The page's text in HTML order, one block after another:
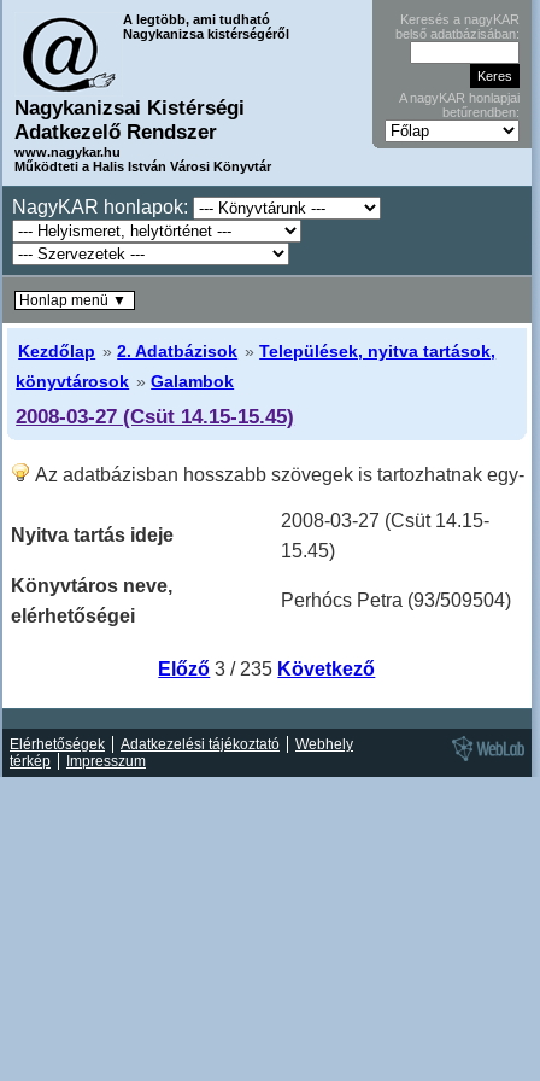
A legtöbb, ami tudható
Nagykanizsa kistérségéről
Nagykanizsai Kistérségi
Adatkezelő Rendszer
www.nagykar.hu
Működteti a Halis István Városi Könyvtár
Keresés a nagyKAR
belső adatbázisában:
A nagyKAR honlapjai
betűrendben:
NagyKAR honlapok:
Kezdőlap »2. Adatbázisok »Települések, nyitva tartások,
könyvtárosok »Galambok
2008-03-27 (Csüt 14.15-15.45)
Az adatbázisban hosszabb szövegek is tartozhatnak egy-
Nyitva tartás ideje
2008-03-27 (Csüt 14.15-
15.45)
Könyvtáros neve,
elérhetőségei
Perhócs Petra (93/509504)
Előző 3 / 235 Következő
Honlap menü ▼
Elérhetőségek Adatkezelési tájékoztató
Webhely
térkép
Impresszum